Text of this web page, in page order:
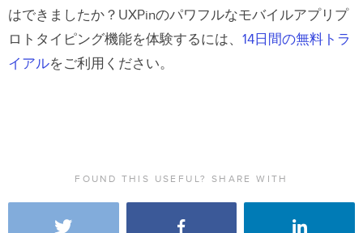
はできましたか？UXPinのパワフルなモバイルアプリプ
ロトタイピング機能を体験するには、 14日間の無料トラ
イアルをご利用ください。
FOUND THIS USEFUL? SHARE WITH